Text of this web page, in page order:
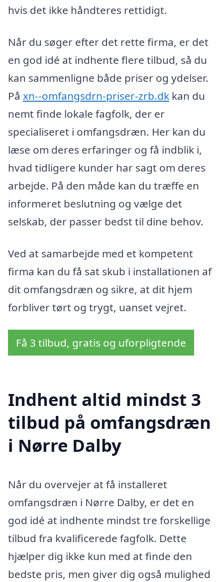
hvis det ikke håndteres rettidigt.
Når du søger efter det rette firma, er det
en god idé at indhente flere tilbud, så du
kan sammenligne både priser og ydelser.
På xn--omfangsdrn-priser-zrb.dk kan du
nemt finde lokale fagfolk, der er
specialiseret i omfangsdræn. Her kan du
læse om deres erfaringer og få indblik i,
hvad tidligere kunder har sagt om deres
arbejde. På den måde kan du træffe en
informeret beslutning og vælge det
selskab, der passer bedst til dine behov.
Ved at samarbejde med et kompetent
firma kan du få sat skub i installationen af
dit omfangsdræn og sikre, at dit hjem
forbliver tørt og trygt, uanset vejret.
Få 3 tilbud, gratis og uforpligtende
Indhent altid mindst 3
tilbud på omfangsdræn
i Nørre Dalby
Når du overvejer at få installeret
omfangsdræn i Nørre Dalby, er det en
god idé at indhente mindst tre forskellige
tilbud fra kvalificerede fagfolk. Dette
hjælper dig ikke kun med at finde den
bedste pris, men giver dig også mulighed